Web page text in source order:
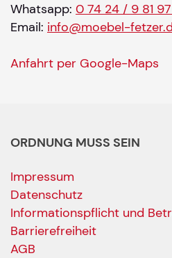
Whatsapp: 0 74 24 / 9 81
Email: info@moebel-
Anfahrt per Google-Maps
ORDNUNG MUSS SEIN
Impressum
Datenschutz
Informationspflicht und
Barrierefreiheit
AGB